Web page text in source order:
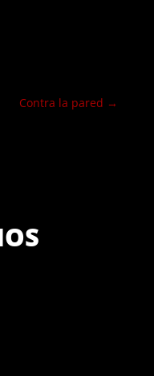
Contra la pared →